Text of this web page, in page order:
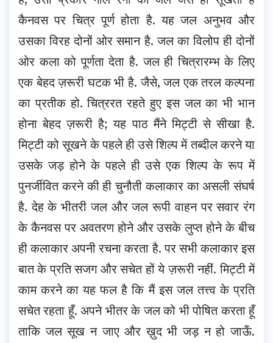
कैनवस पर चित्र पूर्ण होता है. यह जल अनुभव और
उसका विरह दोनों ओर समान है. जल का विलोप ही दोनों
ओर कला को पूर्णता देता है. जल ही चित्रारम्भ के लिए
एक बेहद ज़रूरी घटक भी है. जैसे, जल एक तरल कल्पना
का प्रतीक हो. चित्ररत रहते हुए इस जल का भी भान
होना बेहद ज़रूरी है; यह पाठ मैंने मिट्टी से सीखा है.
मिट्टी को सूखने के पहले ही उसे शिल्प में तब्दील करने या
उसके जड़ होने के पहले ही उसे एक शिल्प के रूप में
पुनर्जीवित करने की ही चुनौती कलाकार का असली संघर्ष
है. देह के भीतरी जल और जल रूपी वाहन पर सवार रंग
के कैनवस पर अवतरण होने और उसके लुप्त होने के बीच
ही कलाकार अपनी रचना करता है. पर सभी कलाकार इस
बात के प्रति सजग और सचेत हों ये ज़रूरी नहीं. मिट्टी में
काम करने का यह फल है कि मैं इस जल तत्त्व के प्रति
सचेत रहता हूँ. अपने भीतर के जल को भी पोषित करता हूँ
ताकि जल सूख न जाए और ख़ुद भी जड़ न हो जाऊँ.